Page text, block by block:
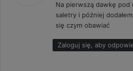
z
e
:
Na pierwszą dawkę pod
saletry i później
się czym obawiać
Zaloguj się, aby